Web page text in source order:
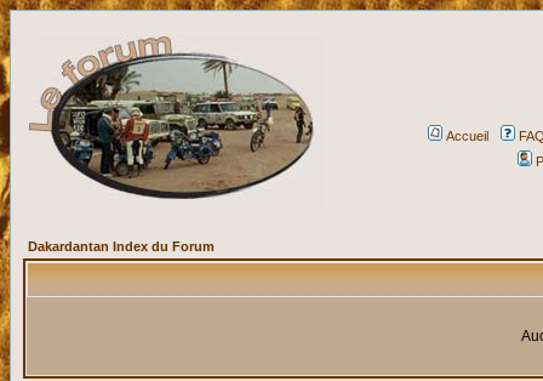
Accueil
Dakardantan Index du Forum